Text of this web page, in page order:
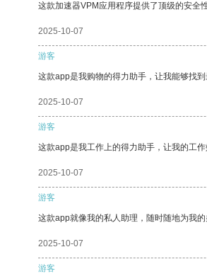
这款加速器VPM应用程序提供了顶级的安全
2025-10-07
游客
这款app是我购物的得力助手，让我能够找
2025-10-07
游客
这款app是我工作上的得力助手，让我的工
2025-10-07
游客
这款app就像我的私人助理，随时随地为我的
2025-10-07
游客